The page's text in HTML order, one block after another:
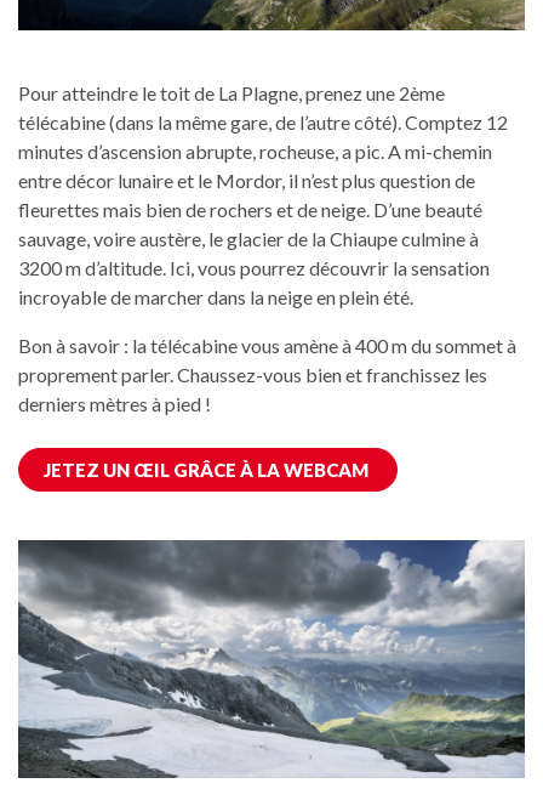
Pour atteindre le toit de La Plagne, prenez une 2ème
télécabine (dans la même gare, de l’autre côté). Comptez 12
minutes d’ascension abrupte, rocheuse, a pic. A mi-chemin
entre décor lunaire et le Mordor, il n’est plus question de
fleurettes mais bien de rochers et de neige. D’une beauté
sauvage, voire austère, le glacier de la Chiaupe culmine à
3200 m d’altitude. Ici, vous pourrez découvrir la sensation
incroyable de marcher dans la neige en plein été.
Bon à savoir : la télécabine vous amène à 400 m du sommet à
proprement parler. Chaussez-vous bien et franchissez les
derniers mètres à pied !
JETEZ UN ŒIL GRÂCE À LA WEBCAM